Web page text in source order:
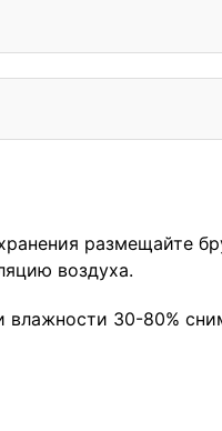
размещайте
воздуха.
30-80%